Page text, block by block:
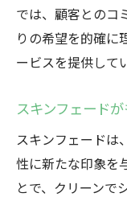
スキン
ト
高崎市の
スキン
ヘアス
スキンフェ
出す方法
では、顧客とのコ
りの希望を的確に
ービスを提供して
スキンフェード
スキンフェードは
性に新たな印象を
とで、クリーンで